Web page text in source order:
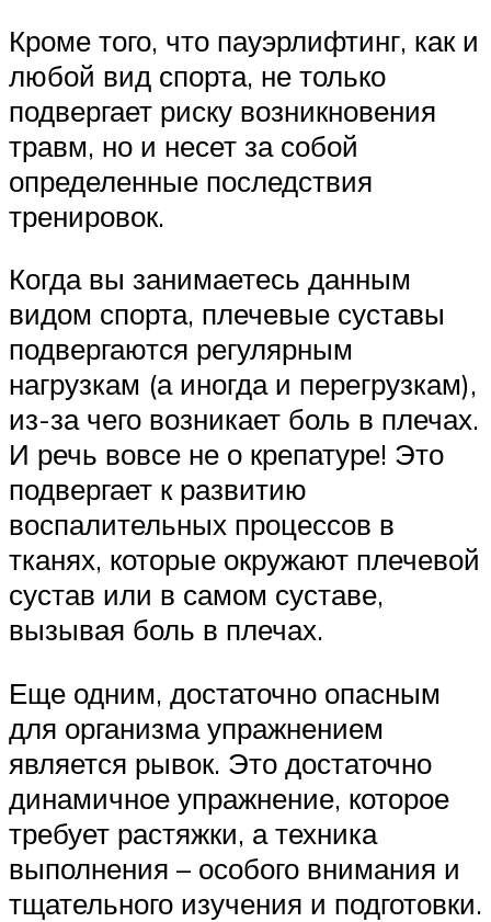
Кроме того, что пауэрлифтинг, как и
любой вид спорта, не только
подвергает риску возникновения
травм, но и несет за собой
определенные последствия
тренировок.
Когда вы занимаетесь данным
видом спорта, плечевые суставы
подвергаются регулярным
нагрузкам (а иногда и перегрузкам),
из-за чего возникает боль в плечах.
И речь вовсе не о крепатуре! Это
подвергает к развитию
воспалительных процессов в
тканях, которые окружают плечевой
сустав или в самом суставе,
вызывая боль в плечах.
Еще одним, достаточно опасным
для организма упражнением
является рывок. Это достаточно
динамичное упражнение, которое
требует растяжки, а техника
выполнения – особого внимания и
тщательного изучения и подготовки.